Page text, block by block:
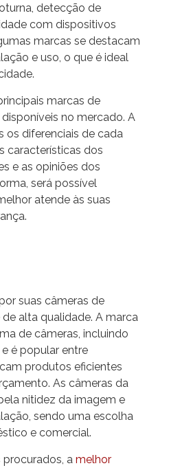
detecção de
com dispositivos
marcas se destacam
e uso, o que é ideal
marcas de
no mercado. A
os diferenciais de cada
características dos
e as opiniões dos
será possível
atende às suas
suas câmeras de
alta qualidade. A marca
de câmeras, incluindo
é popular entre
produtos eficientes
As câmeras da
nitidez da imagem e
sendo uma escolha
e comercial.
a melhor